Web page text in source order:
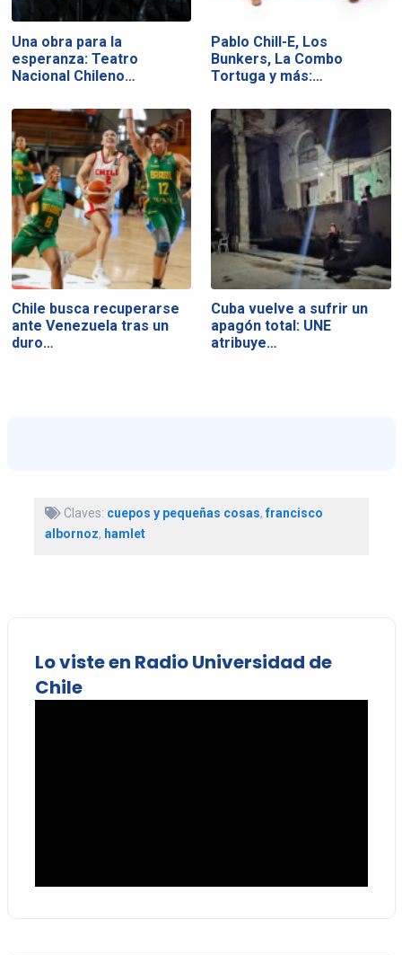
Una obra para la
esperanza: Teatro
Nacional Chileno…
Pablo Chill-E, Los
Bunkers, La Combo
Tortuga y más:…
Chile busca recuperarse
ante Venezuela tras un
duro…
Cuba vuelve a sufrir un
apagón total: UNE
atribuye…
Claves: cuepos y pequeñas cosas,francisco
albornoz, hamlet
Lo viste en Radio Universidad de
Chile